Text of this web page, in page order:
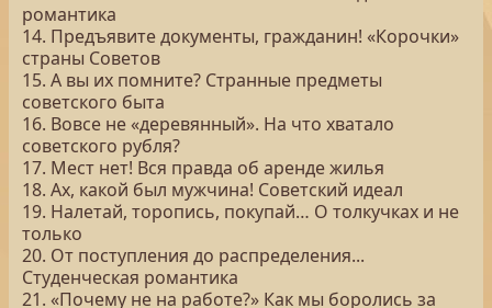
романтика
14. Предъявите документы, гражданин! «Корочки»
страны Советов
15. А вы их помните? Странные предметы
советского быта
16. Вовсе не «деревянный». На что хватало
советского рубля?
17. Мест нет! Вся правда об аренде жилья
18. Ах, какой был мужчина! Советский идеал
19. Налетай, торопись, покупай… О толкучках и не
только
20. От поступления до распределения...
Студенческая романтика
21. «Почему не на работе?» Как мы боролись за